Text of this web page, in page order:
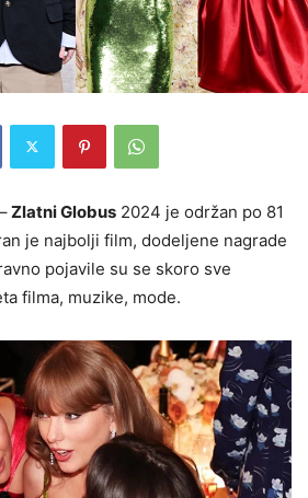
–Zlatni Globus 2024 je održan po 81
je najbolji film, dodeljene nagrade
pojavile su se skoro sve
filma, muzike, mode.